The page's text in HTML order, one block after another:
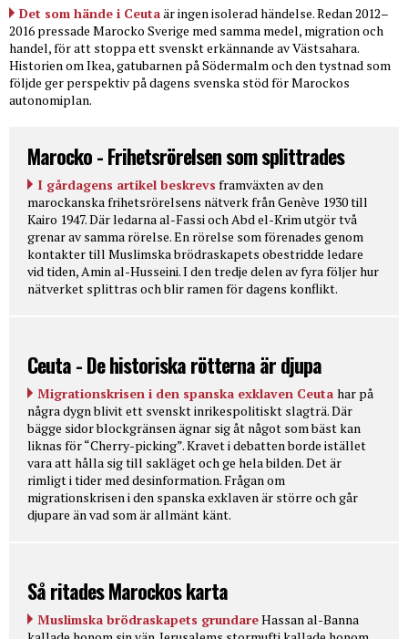
Det som hände i Ceutaär ingen isolerad händelse. Redan 2012–
2016 pressade Marocko Sverige med samma medel, migration och
handel, för att stoppa ett svenskt erkännande av Västsahara.
Historien om Ikea, gatubarnen på Södermalm och den tystnad som
följde ger perspektiv på dagens svenska stöd för Marockos
autonomiplan.
Marocko - Frihetsrörelsen som splittrades
I gårdagens artikel beskrevs framväxten av den
marockanska frihetsrörelsens nätverk från Genève 1930 till
Kairo 1947. Där ledarna al-Fassi och Abd el-Krim utgör två
grenar av samma rörelse. En rörelse som förenades genom
kontakter till Muslimska brödraskapets obestridde ledare
vid tiden, Amin al-Husseini. I den tredje delen av fyra följer hur
nätverket splittras och blir ramen för dagens konflikt.
Ceuta - De historiska rötterna är djupa
Migrationskrisen i den spanska exklaven Ceuta har på
några dygn blivit ett svenskt inrikespolitiskt slagträ. Där
bägge sidor blockgränsen ägnar sig åt något som bäst kan
liknas för “Cherry-picking”. Kravet i debatten borde istället
vara att hålla sig till sakläget och ge hela bilden. Det är
rimligt i tider med desinformation. Frågan om
migrationskrisen i den spanska exklaven är större och går
djupare än vad som är allmänt känt.
Så ritades Marockos karta
Muslimska brödraskapets grundareHassan al-Banna